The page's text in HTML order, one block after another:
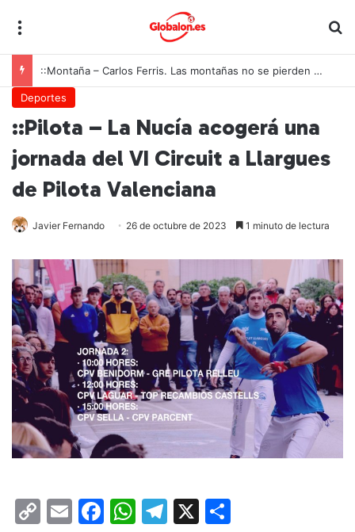
::Montaña – Carlos Ferris. Las montañas no se pierden solo cuando arden
Deportes
::Pilota – La Nucía acogerá una
jornada del VI Circuit a Llargues
de Pilota Valenciana
Javier Fernando 26 de octubre de 2023 1 minuto de lectura
C
E
F
W T
X